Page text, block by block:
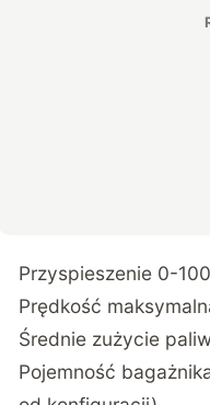
Przyspieszenie 0-
Prędkość
Średnie zużycie
Pojemność